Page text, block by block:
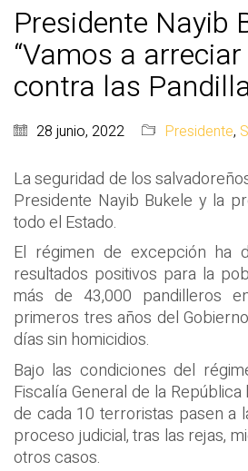
Presidente Nayib
“Vamos a
contra las
28 junio, 2022 Presidente,
La seguridad de los
Presidente Nayib Bukele y la
todo el Estado.
El régimen de excepción ha
resultados positivos para la
más de 43,000 pandilleros
primeros tres años del
días sin homicidios.
Bajo las condiciones del
Fiscalía General de la
de cada 10 terroristas pasen a
proceso judicial, tras las rejas,
otros casos.